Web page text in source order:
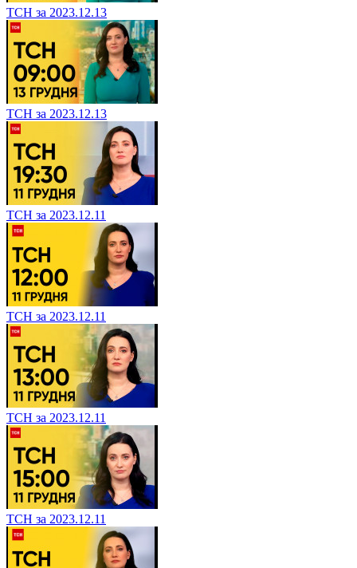
ТСН за 2023.12.13
ТСН за 2023.12.13
ТСН за 2023.12.11
ТСН за 2023.12.11
ТСН за 2023.12.11
ТСН за 2023.12.11